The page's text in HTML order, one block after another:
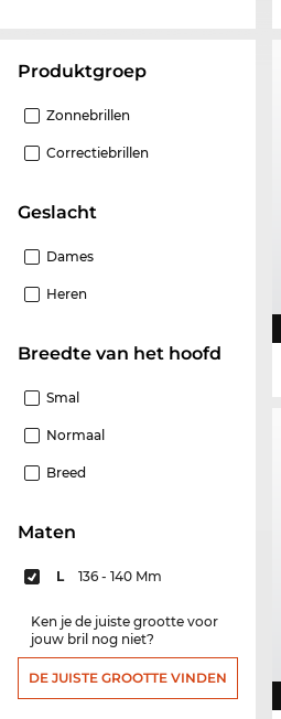
Produktgroep
Zonnebrillen
Correctiebrillen
Geslacht
Dames
Heren
Breedte van het hoofd
Smal
Normaal
Breed
Maten
L 136 - 140 Mm
Ken je de juiste grootte voor
jouw bril nog niet?
DE JUISTE GROOTTE VINDEN